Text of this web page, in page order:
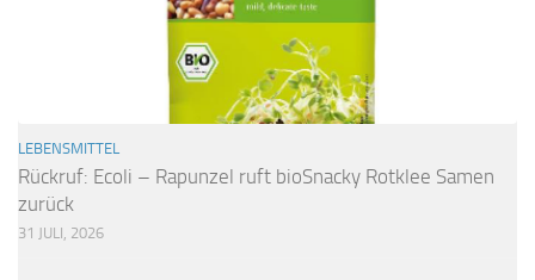
LEBENSMITTEL
Rückruf: Ecoli – Rapunzel ruft bioSnacky Rotklee Samen
zurück
31 JULI, 2026